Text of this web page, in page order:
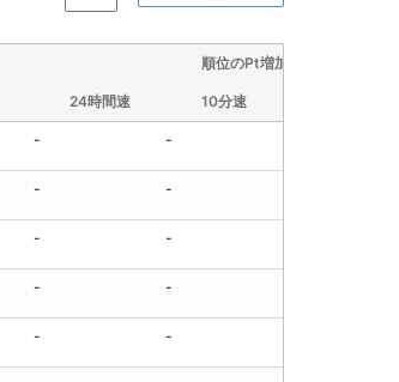
順位のPt増加量(直近)
24時間速 10分速
- -
- -
- -
- -
- -